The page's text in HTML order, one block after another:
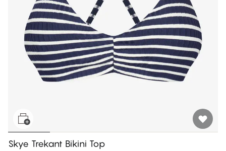
Skye Trekant Bikini Top